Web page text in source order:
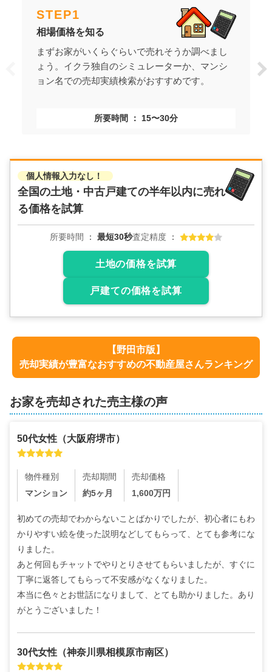
STEP1
相場価格を知る
まずお家がいくらぐらいで売れそうか調べまし
ょう。イクラ独自のシミュレーターか、マンシ
ョン名での売却実績検索がおすすめです。
所要時間 15〜30分
個人情報入力なし！
全国の土地・中古戸建ての半年以内に売れ
る価格を試算
所要時間 最短30秒査定精度
土地の価格を試算
戸建ての価格を試算
【野田市版】
売却実績が豊富なおすすめの不動産屋さんランキング
お家を売却された売主様の声
50代女性 （大阪府堺市）
物件種別
マンション
売却期間
約5ヶ月
売却価格
1,600万円
初めての売却でわからないことばかりでしたが、初心者にもわ
かりやすい絵を使った説明などしてもらって、とても参考にな
りました。
あと何回もチャットでやりとりさせてもらいましたが、すぐに
丁寧に返答してもらって不安感がなくなりました。
本当に色々とお世話になりまして、とても助かりました。あり
がとうございました！
30代女性 （神奈川県相模原市南区）